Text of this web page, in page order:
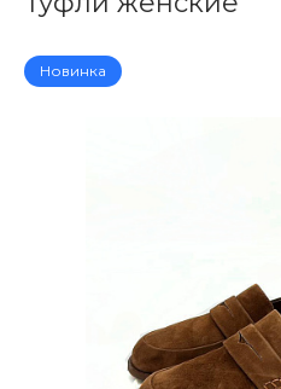
Новинка